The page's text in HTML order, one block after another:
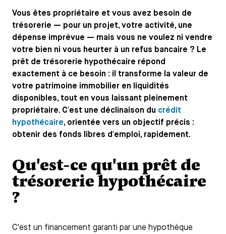
Vous êtes propriétaire et vous avez besoin de
trésorerie — pour un projet, votre activité, une
dépense imprévue — mais vous ne voulez ni vendre
votre bien ni vous heurter à un refus bancaire ? Le
prêt de trésorerie hypothécaire répond
exactement à ce besoin : il transforme la valeur de
votre patrimoine immobilier en liquidités
disponibles, tout en vous laissant pleinement
propriétaire. C'est une déclinaison du crédit
hypothécaire, orientée vers un objectif précis :
obtenir des fonds libres d'emploi, rapidement.
Qu'est-ce qu'un prêt de
trésorerie hypothécaire
?
C'est un financement garanti par une hypothèque